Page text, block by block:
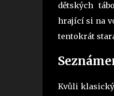
dětských
hrající si na
tentokrát
Kvůli